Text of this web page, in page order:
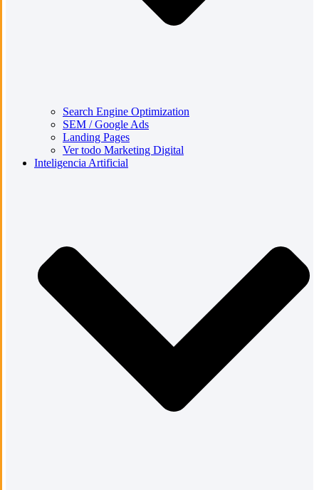
Search Engine Optimization
SEM / Google Ads
Landing Pages
Ver todo Marketing Digital
Inteligencia Artificial